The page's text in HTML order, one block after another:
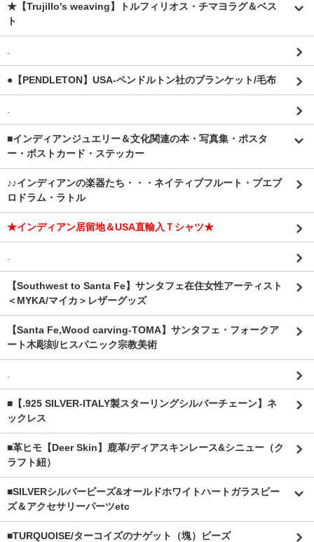
★【Trujillo's weaving】トルフィリオス・チマヨラグ＆ベス
ト
●【PENDLETON】USA-ペンドルトン社のブランケット/毛布
■インディアンジュエリー＆文化関連の本・写真集・ポスタ
ー・ポストカード・ステッカー
♪♪インディアンの楽器たち・・・ネイティブフルート・プエブ
ロドラム・ラトル
★インディアン居留地＆USA直輸入Ｔシャツ★
【Southwest to Santa Fe】サンタフェ在住女性アーティスト
＜MYKA/マイカ＞レザーグッズ
【Santa Fe,Wood carving-TOMA】サンタフェ・フォークア
ート木彫刻/ヒスパニック宗教美術
■【.925 SILVER-ITALY製スターリングシルバーチェーン】ネ
ックレス
■革ヒモ【Deer Skin】鹿革/ディアスキンレース&シニュー（ク
ラフト紐）
■SILVERシルバービーズ&オールドホワイトハートガラスビー
ズ＆アクセサリーパーツetc
■TURQUOISE/ターコイズのナゲット（塊）ビーズ